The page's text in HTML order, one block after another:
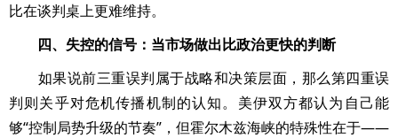
比在谈判桌上更难维持。
四、失控的信号：当市场做出比政治更快的判断
如果说前三重误判属于战略和决策层面，那么第四重误
判则关乎对危机传播机制的认知。美伊双方都认为自己能
够“控制局势升级的节奏”，但霍尔木兹海峡的特殊性在于——